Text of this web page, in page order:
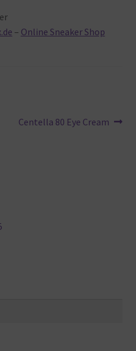
– Online Sneaker Shop
Nächster
Centella 80 Eye Cream